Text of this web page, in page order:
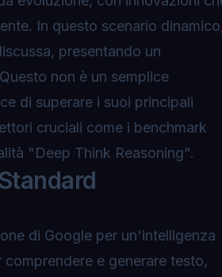
In questo scenario
presentando un
non è un semplice
di superare i suoi principali
cruciali come i benchmark
"Deep Think Reasoning".
di Google per un'intelligenza
e generare testo,